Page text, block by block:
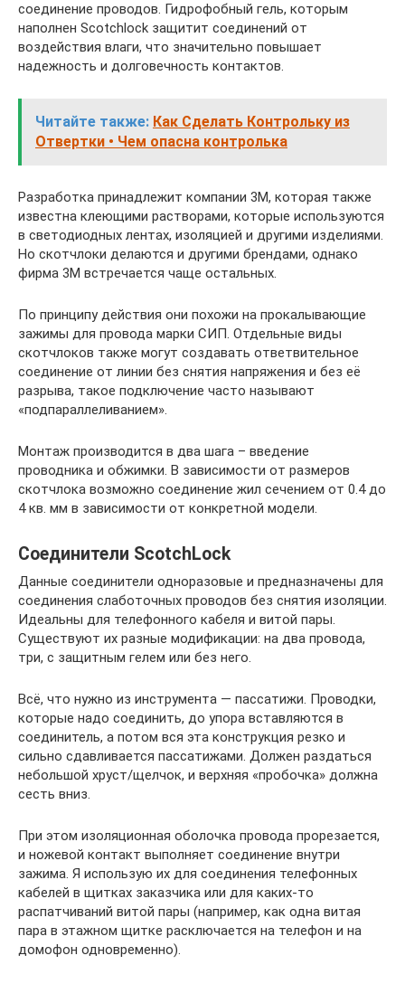
соединение проводов. Гидрофобный гель, которым
наполнен Scotchlock защитит соединений от
воздействия влаги, что значительно повышает
надежность и долговечность контактов.
Читайте также: Как Сделать Контрольку из
Отвертки • Чем опасна контролька
Разработка принадлежит компании 3М, которая также
известна клеющими растворами, которые используются
в светодиодных лентах, изоляцией и другими изделиями.
Но скотчлоки делаются и другими брендами, однако
фирма 3М встречается чаще остальных.
По принципу действия они похожи на прокалывающие
зажимы для провода марки СИП. Отдельные виды
скотчлоков также могут создавать ответвительное
соединение от линии без снятия напряжения и без её
разрыва, такое подключение часто называют
«подпараллеливанием».
Монтаж производится в два шага – введение
проводника и обжимки. В зависимости от размеров
скотчлока возможно соединение жил сечением от 0.4 до
4 кв. мм в зависимости от конкретной модели.
Соединители ScotchLock
Данные соединители одноразовые и предназначены для
соединения слаботочных проводов без снятия изоляции.
Идеальны для телефонного кабеля и витой пары.
Существуют их разные модификации: на два провода,
три, с защитным гелем или без него.
Всё, что нужно из инструмента — пассатижи. Проводки,
которые надо соединить, до упора вставляются в
соединитель, а потом вся эта конструкция резко и
сильно сдавливается пассатижами. Должен раздаться
небольшой хруст/щелчок, и верхняя «пробочка» должна
сесть вниз.
При этом изоляционная оболочка провода прорезается,
и ножевой контакт выполняет соединение внутри
зажима. Я использую их для соединения телефонных
кабелей в щитках заказчика или для каких-то
распатчиваний витой пары (например, как одна витая
пара в этажном щитке расключается на телефон и на
домофон одновременно).